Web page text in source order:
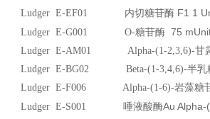
Ludger E-EF01 内切糖苷酶 F1 1
Ludger E-G001 O-糖苷酶 75
Ludger E-AM01 Alpha-(1-2,3,6)-甘
Ludger E-BG02 Beta-(1-3,4,6)-半乳
Ludger E-F006 Alpha-(1-6)-岩藻糖
Ludger E-S001 唾液酸酶Au